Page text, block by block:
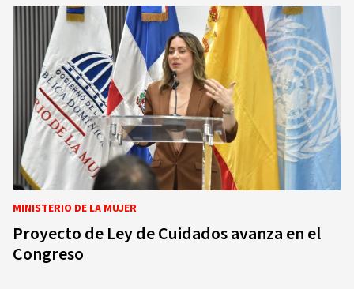
MINISTERIO DE LA MUJER
Proyecto de Ley de Cuidados avanza en el
Congreso